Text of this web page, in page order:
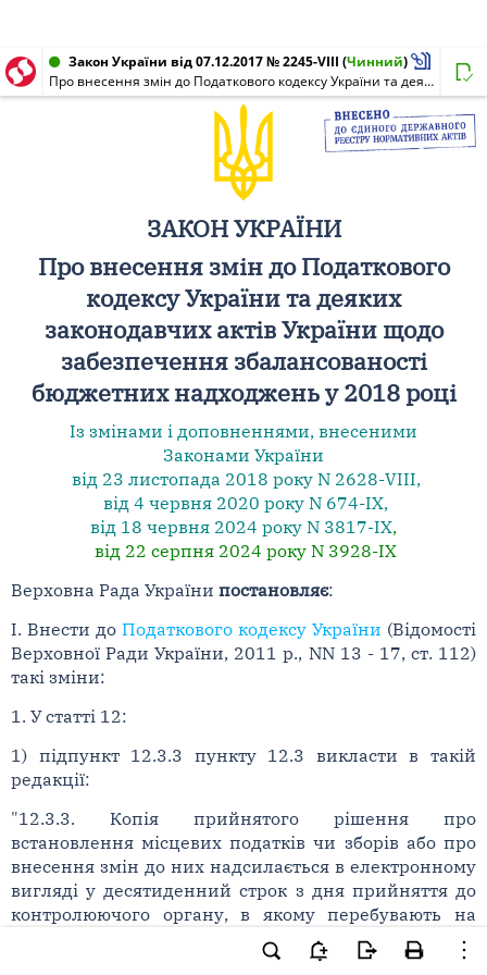
Закон України від 07.12.2017 № 2245-VIII (Чинний)
Про внесення змін до Податкового кодексу України та деяких законодавчих актів України щодо забезпечення збалансованості бюджетних надходжень у 2018 році